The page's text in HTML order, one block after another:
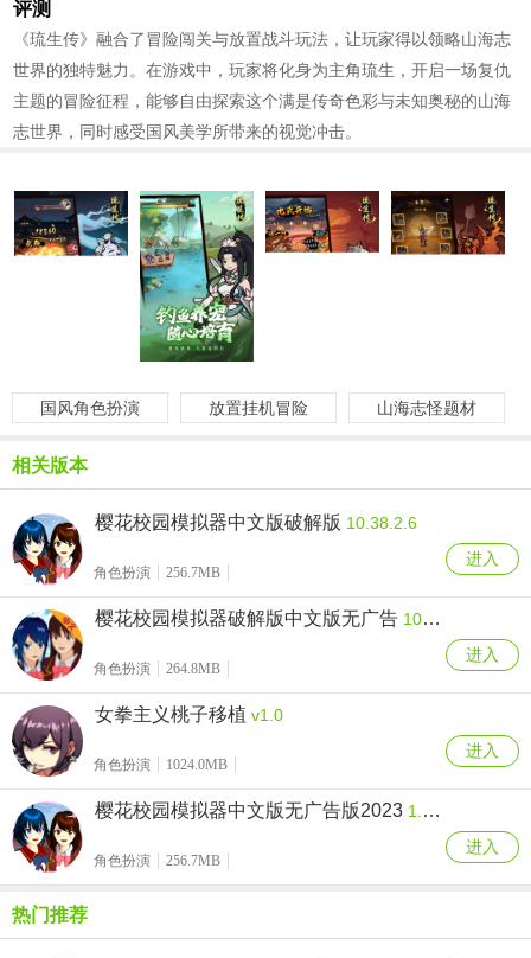
评测
《琉生传》融合了冒险闯关与放置战斗玩法，让玩家得以领略山海志
世界的独特魅力。在游戏中，玩家将化身为主角琉生，开启一场复仇
主题的冒险征程，能够自由探索这个满是传奇色彩与未知奥秘的山海
志世界，同时感受国风美学所带来的视觉冲击。
国风角色扮演 放置挂机冒险 山海志怪题材
相关版本
樱花校园模拟器中文版破解版 10.38.2.6
角色扮演 256.7MB
进入
樱花校园模拟器破解版中文版无广告 10.38.2.6
角色扮演 264.8MB
进入
女拳主义桃子移植 v1.0
角色扮演 1024.0MB
进入
樱花校园模拟器中文版无广告版2023 1.039.55
角色扮演 256.7MB
进入
热门推荐